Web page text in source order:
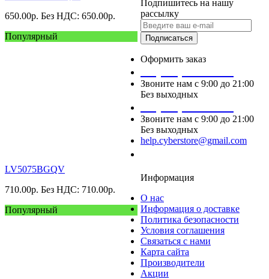
650.00р. Без НДС: 650.00р.
Популярный
LV5075BGQV
710.00р. Без НДС: 710.00р.
Популярный
Подпишитесь на нашу
рассылку
Подписаться
Оформить заказ
Звоните нам с 9:00 до 21:00
Без выходных
Звоните нам с 9:00 до 21:00
Без выходных
help.cyberstore@gmail.com
Информация
О нас
Информация о доставке
Политика безопасности
Условия соглашения
Связаться с нами
Карта сайта
Производители
Акции